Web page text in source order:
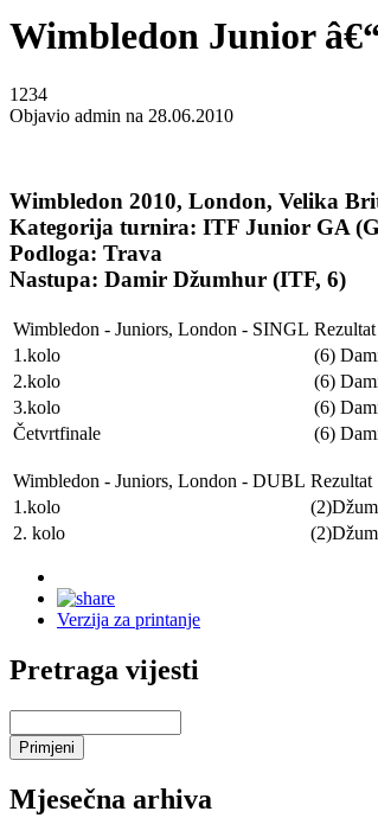
Wimbledon Junior
1234
Objavio admin na 28.06.2010
Wimbledon 2010, London, Velika
Kategorija turnira: ITF Junior GA
Podloga: Trava
Nastupa: Damir Džumhur (ITF, 6)
Wimbledon - Juniors, London - SINGL Rezultat
1.kolo
(6)
2.kolo
(6)
3.kolo
(6)
Četvrtfinale
(6)
Wimbledon - Juniors, London - DUBL Rezultat
1.kolo
2. kolo
Verzija za printanje
Pretraga vijesti
Mjesečna arhiva